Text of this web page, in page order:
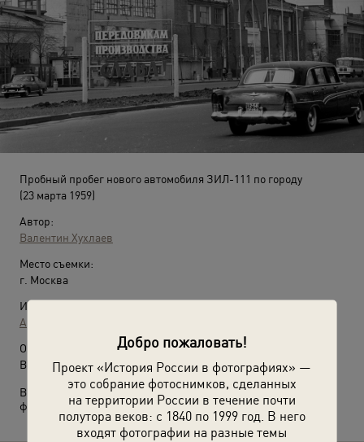
Добро пожаловать!
Проект «История России в фотографиях» —
это собрание фотоснимков, сделанных
на территории России в течение почти
полутора веков: с 1840 по 1999 год. В него
входят фотографии на разные темы
Пробный пробег нового автомобиля ЗИЛ-111 по городу
(23 марта 1959)
Автор:
Валентин Хухлаев
Место съемки:
г. Москва
Источники:
Архив Валентина Хухлаева / © Галерея Люмьер
О фотографии:
Водитель машины Николай Иванович Николаев.
Выставка«ЗИЛ: осталась только легенда»с этой
фотографией.